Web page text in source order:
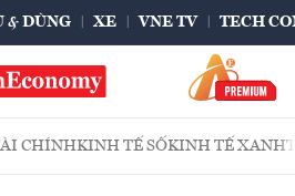
& DÙNG XE VNE TV TECH
CHÍNHKINH TẾ SỐKINH TẾ XANH